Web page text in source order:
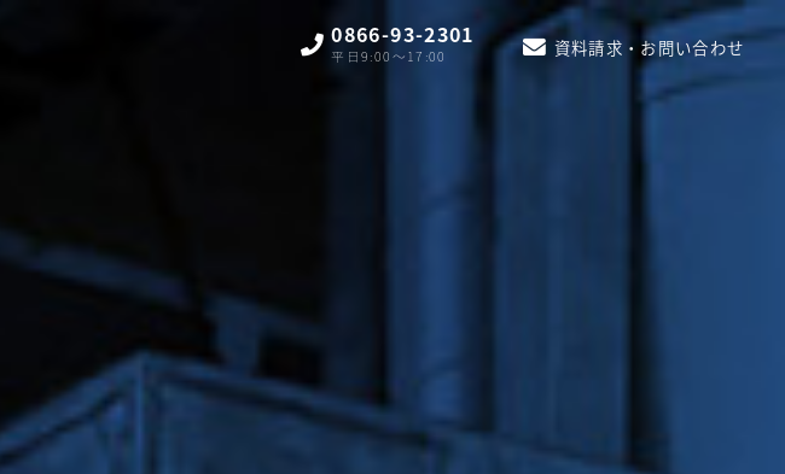
0866-93-2301
平日9:00〜17:00 資料請求・お問い合わせ